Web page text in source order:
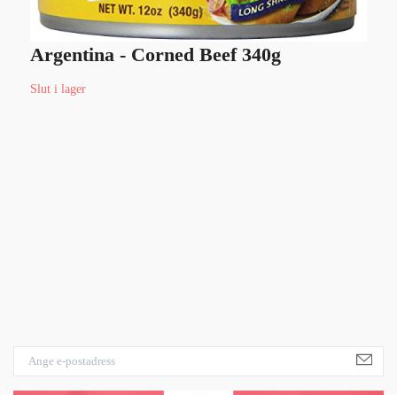
Argentina - Corned Beef 340g
Slut i lager